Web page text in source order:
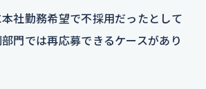
社勤務希望で不採用だったとして
門では再応募できるケースがあり